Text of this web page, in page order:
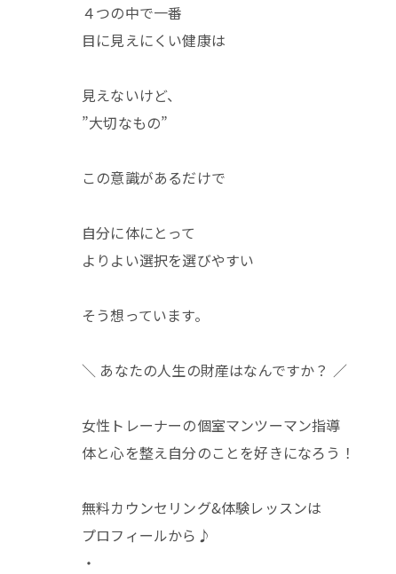
４つの中で一番
目に見えにくい健康は
見えないけど、
”大切なもの”
この意識があるだけで
自分に体にとって
よりよい選択を選びやすい
そう想っています。
＼ あなたの人生の財産はなんですか？ ／
女性トレーナーの個室マンツーマン指導
体と心を整え自分のことを好きになろう！
無料カウンセリング&体験レッスンは
プロフィールから♪
・